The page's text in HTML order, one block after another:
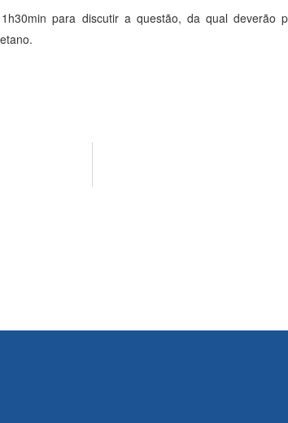
para discutir a questão, da qual deverão